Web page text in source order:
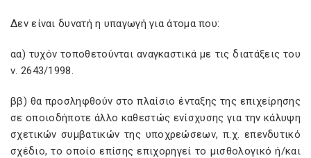
Δεν είναι δυνατή η υπαγωγή για άτομα που:
αα) τυχόν τοποθετούνται αναγκαστικά με τις διατάξεις του
ν. 2643/1998.
ββ) θα προσληφθούν στο πλαίσιο ένταξης της επιχείρησης
σε οποιοδήποτε άλλο καθεστώς ενίσχυσης για την κάλυψη
σχετικών συμβατικών της υποχρεώσεων, π.χ. επενδυτικό
σχέδιο, το οποίο επίσης επιχορηγεί το μισθολογικό ή/και